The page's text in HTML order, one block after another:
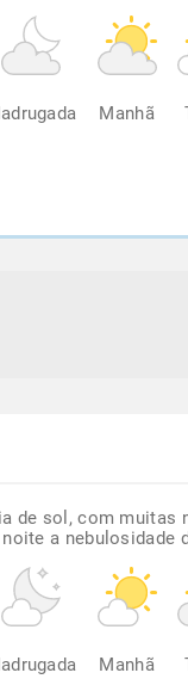
Manhã
de sol, com muitas
a nebulosidade
Manhã